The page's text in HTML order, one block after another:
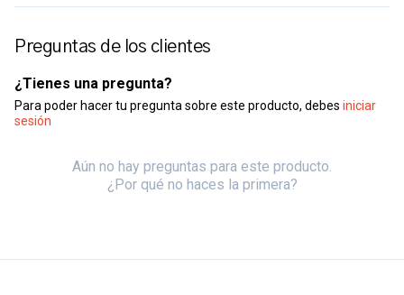
Preguntas de los clientes
¿Tienes una pregunta?
Para poder hacer tu pregunta sobre este producto, debes iniciar
sesión
Aún no hay preguntas para este producto.
¿Por qué no haces la primera?